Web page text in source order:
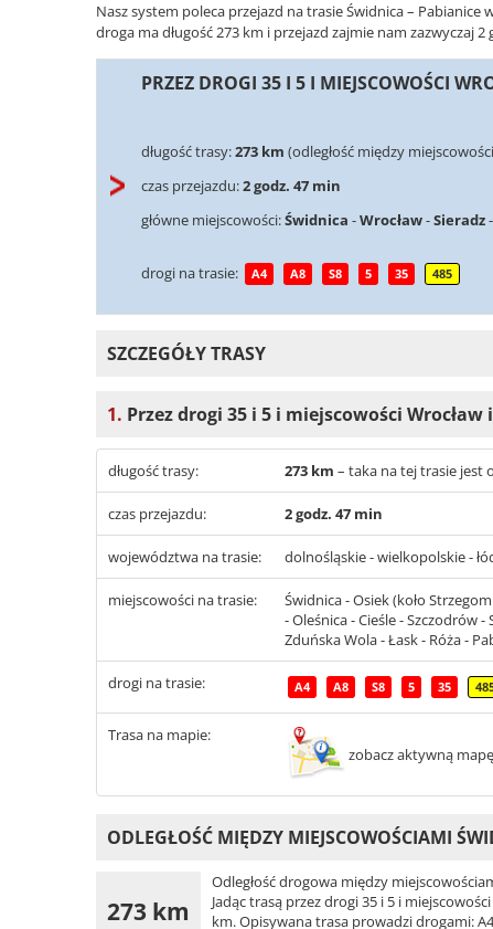
Nasz system poleca przejazd na trasie Świdnica – Pabianice
droga ma długość 273 km i przejazd zajmie nam zazwyczaj
PRZEZ DROGI 35 I 5 I MIEJSCOWOŚCI
długość trasy:273 km (odległość między
czas przejazdu:2 godz. 47 min
główne miejscowości:Świdnica -Wrocław-Sieradz-
drogi na trasie: A4 A8 S8 5 35 485
SZCZEGÓŁY TRASY
1. Przez drogi 35 i 5 i miejscowości Wrocław
długość trasy: 273 km – taka na tej trasie jest
czas przejazdu: 2 godz. 47 min
województwa na trasie: dolnośląskie - wielkopolskie -
miejscowości na trasie:
Świdnica - Osiek (koło
- Oleśnica - Cieśle - Szczodrów
Zduńska Wola - Łask - Róża -
drogi na trasie: A4 A8 S8 5 35
Trasa na mapie:
zobacz aktywną mapę
ODLEGŁOŚĆ MIĘDZY MIEJSCOWOŚCIAMI
273 km
Odległość drogowa między
Jadąc trasą przez drogi 35 i 5 i
km. Opisywana trasa prowadzi drogami: